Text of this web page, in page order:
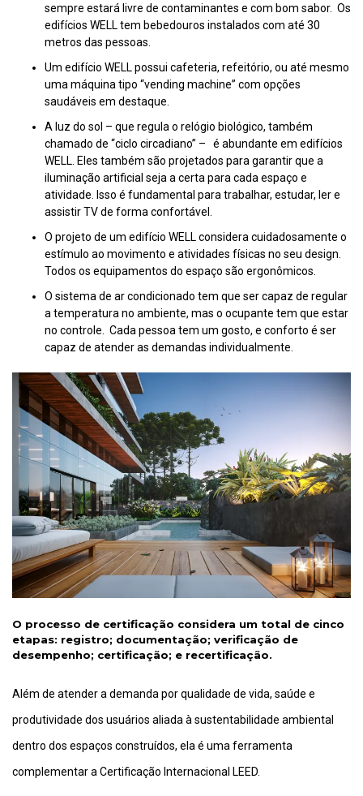
sempre estará livre de contaminantes e com bom sabor. Os
edifícios WELL tem bebedouros instalados com até 30
metros das pessoas.
Um edifício WELL possui cafeteria, refeitório, ou até mesmo
uma máquina tipo “vending machine” com opções
saudáveis em destaque.
A luz do sol – que regula o relógio biológico, também
chamado de “ciclo circadiano” – é abundante em edifícios
WELL. Eles também são projetados para garantir que a
iluminação artificial seja a certa para cada espaço e
atividade. Isso é fundamental para trabalhar, estudar, ler e
assistir TV de forma confortável.
O projeto de um edifício WELL considera cuidadosamente o
estímulo ao movimento e atividades físicas no seu design.
Todos os equipamentos do espaço são ergonômicos.
O sistema de ar condicionado tem que ser capaz de regular
a temperatura no ambiente, mas o ocupante tem que estar
no controle. Cada pessoa tem um gosto, e conforto é ser
capaz de atender as demandas individualmente.
O processo de certificação considera um total de cinco
etapas: registro; documentação; verificação de
desempenho; certificação; e recertificação.
Além de atender a demanda por qualidade de vida, saúde e
produtividade dos usuários aliada à sustentabilidade ambiental
dentro dos espaços construídos, ela é uma ferramenta
complementar a Certificação Internacional LEED.